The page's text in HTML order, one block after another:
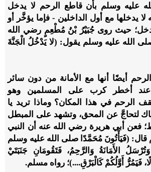
عليه وسلم بأن قاطع الرحم لا يدخل
لا يدخلها مع أول الداخلين - فإما يؤخَّر أو
حيث روى جُبَيْرُ بْنُ مُطْعِمٍ رضي الله
الله عليه وسلم يقول: (لا يَدْخُلُ الْجَنَّةَ
أيضًا أنها مع الأمانة من دون سائر
عند أخطر كرب على المسلمين وهو
الرحم في هذا المكان؟ وماذا تريد يا
لتحاجَّ عن المحق، وتشهد على المبطل
فعن أبي هريرة رضي الله عنه أن النبي
قال: (فَيَأْتُونَ مُحَمَّدًا صلى الله عليه وسلم
الأَمَانَةُ وَالرَّحِمُ، فَتَقُومَانِ جَنَبَتَيْ
فَيَمُرُّ أَوَّلُكُمْ كَالْبَرْقِ....)؛ رواه مسلم.